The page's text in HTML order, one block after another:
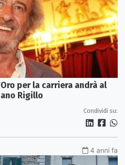
per la carriera andrà al
Rigillo
Condividi su:
4 anni fa